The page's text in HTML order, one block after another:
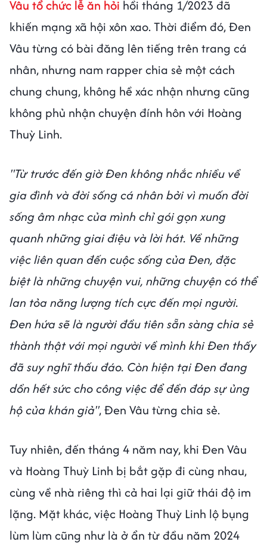
Vâu tổ chức lễ ăn hỏi hồi tháng 1/2023 đã
khiến mạng xã hội xôn xao. Thời điểm đó, Đen
Vâu từng có bài đăng lên tiếng trên trang cá
nhân, nhưng nam rapper chia sẻ một cách
chung chung, không hề xác nhận nhưng cũng
không phủ nhận chuyện đính hôn với Hoàng
Thuỳ Linh.
"Từ trước đến giờ Đen không nhắc nhiều về
gia đình và đời sống cá nhân bởi vì muốn đời
sống âm nhạc của mình chỉ gói gọn xung
quanh những giai điệu và lời hát. Về những
việc liên quan đến cuộc sống của Đen, đặc
biệt là những chuyện vui, những chuyện có thể
lan tỏa năng lượng tích cực đến mọi người.
Đen hứa sẽ là người đầu tiên sẵn sàng chia sẻ
thành thật với mọi người về mình khi Đen thấy
đã suy nghĩ thấu đáo. Còn hiện tại Đen đang
dồn hết sức cho công việc để đền đáp sự ủng
hộ của khán giả", Đen Vâu từng chia sẻ.
Tuy nhiên, đến tháng 4 năm nay, khi Đen Vâu
và Hoàng Thuỳ Linh bị bắt gặp đi cùng nhau,
cùng về nhà riêng thì cả hai lại giữ thái độ im
lặng. Mặt khác, việc Hoàng Thuỳ Linh lộ bụng
lùm lùm cũng như là ở ẩn từ đầu năm 2024